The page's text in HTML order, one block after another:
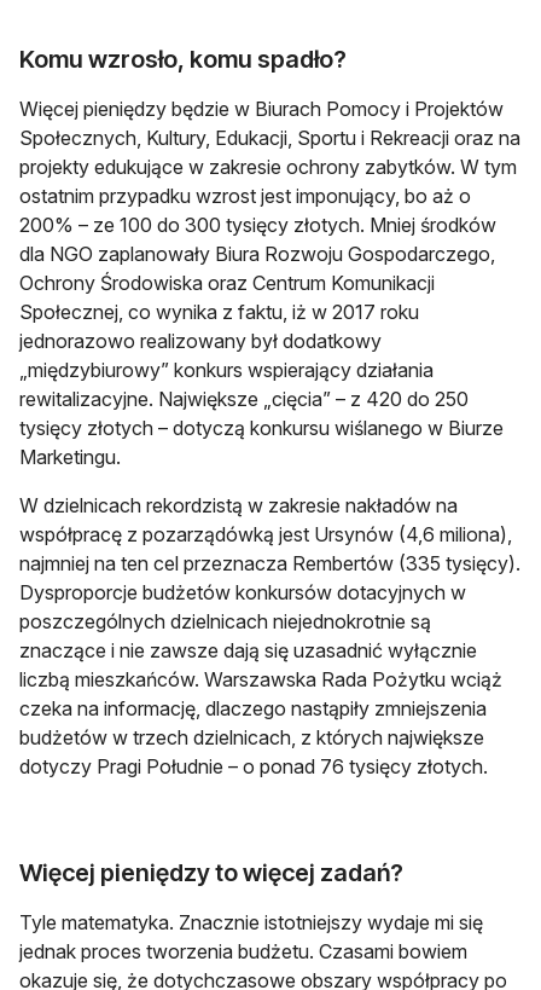
Komu wzrosło, komu spadło?
Więcej pieniędzy będzie w Biurach Pomocy i Projektów
Społecznych, Kultury, Edukacji, Sportu i Rekreacji oraz na
projekty edukujące w zakresie ochrony zabytków. W tym
ostatnim przypadku wzrost jest imponujący, bo aż o
200% – ze 100 do 300 tysięcy złotych. Mniej środków
dla NGO zaplanowały Biura Rozwoju Gospodarczego,
Ochrony Środowiska oraz Centrum Komunikacji
Społecznej, co wynika z faktu, iż w 2017 roku
jednorazowo realizowany był dodatkowy
„międzybiurowy” konkurs wspierający działania
rewitalizacyjne. Największe „cięcia” – z 420 do 250
tysięcy złotych – dotyczą konkursu wiślanego w Biurze
Marketingu.
W dzielnicach rekordzistą w zakresie nakładów na
współpracę z pozarządówką jest Ursynów (4,6 miliona),
najmniej na ten cel przeznacza Rembertów (335 tysięcy).
Dysproporcje budżetów konkursów dotacyjnych w
poszczególnych dzielnicach niejednokrotnie są
znaczące i nie zawsze dają się uzasadnić wyłącznie
liczbą mieszkańców. Warszawska Rada Pożytku wciąż
czeka na informację, dlaczego nastąpiły zmniejszenia
budżetów w trzech dzielnicach, z których największe
dotyczy Pragi Południe – o ponad 76 tysięcy złotych.
Więcej pieniędzy to więcej zadań?
Tyle matematyka. Znacznie istotniejszy wydaje mi się
jednak proces tworzenia budżetu. Czasami bowiem
okazuje się, że dotychczasowe obszary współpracy po